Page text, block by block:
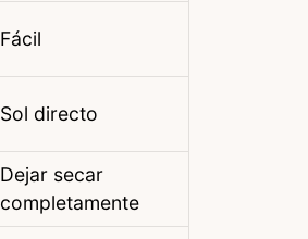
Fácil
Sol directo
Dejar secar
completamente